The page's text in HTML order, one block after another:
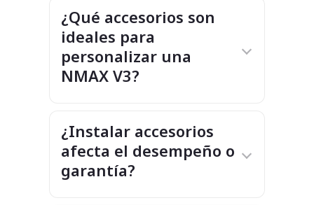
¿Qué accesorios son
ideales para
personalizar una
NMAX V3?
¿Instalar accesorios
afecta el desempeño o
garantía?